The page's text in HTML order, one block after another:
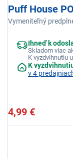
Puff House
Vymeniteľný
Ihneď k
Skladom viac
K vyzdvihnutiu
K
v 4
4,99 €